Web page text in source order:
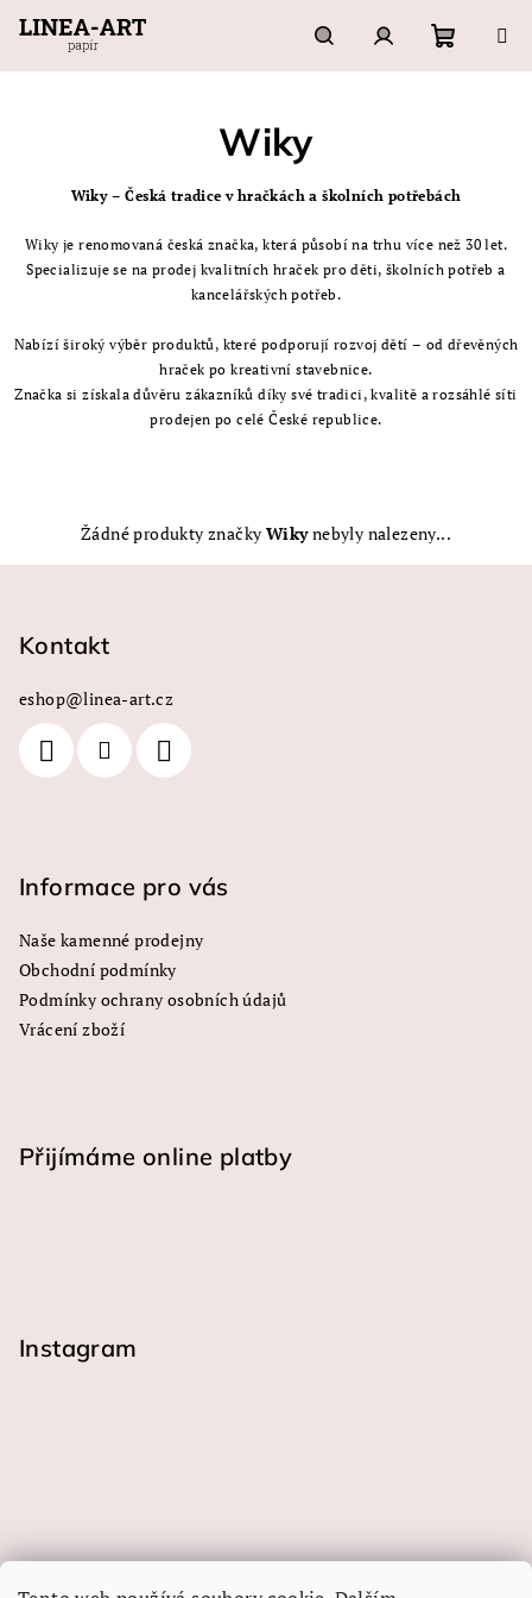
HledatPřihlášení
Wiky
Wiky – Česká tradice v hračkách a školních potřebách
Wiky je renomovaná česká značka, která působí na trhu více než 30 let.
Specializuje se na prodej kvalitních hraček pro děti, školních potřeb a
kancelářských potřeb.
Nabízí široký výběr produktů, které podporují rozvoj dětí – od dřevěných
hraček po kreativní stavebnice.
Značka si získala důvěru zákazníků díky své tradici, kvalitě a rozsáhlé síti
prodejen po celé České republice.
Žádné produkty značky Wikynebyly nalezeny...
Kontakt
eshop@linea-art.cz
Informace pro vás
Naše kamenné prodejny
Obchodní podmínky
Podmínky ochrany osobních údajů
Vrácení zboží
Přijímáme online platby
Instagram